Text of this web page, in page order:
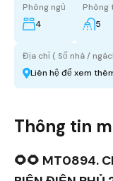
Phòng ngủ
4
Phòng
5
Địa chỉ ( Số nhà /
Liên hệ để xem
Thông tin
🌻🌻 MT0894.